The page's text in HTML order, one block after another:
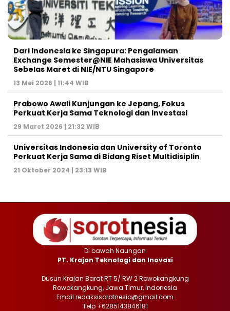
Dari Indonesia ke Singapura: Pengalaman
Exchange Semester@NIE Mahasiswa Universitas
Sebelas Maret di NIE/NTU Singapore
13 Mei 2026 | 11:44 WIB
Prabowo Awali Kunjungan ke Jepang, Fokus
Perkuat Kerja Sama Teknologi dan Investasi
29 Maret 2026 | 21:32 WIB
Universitas Indonesia dan University of Toronto
Perkuat Kerja Sama di Bidang Riset Multidisiplin
21 Oktober 2024 | 23:13 WIB
Di bawah Naungan
PT. Krajan Teknologi dan Inovasi
Dusun Krajan Barat RT 5/ RW 2 Rowokangkung
Rowokangkung, Jawa Timur, Indonesia
Email redaksisorotnesia@gmail.com
Telp +6285143846181